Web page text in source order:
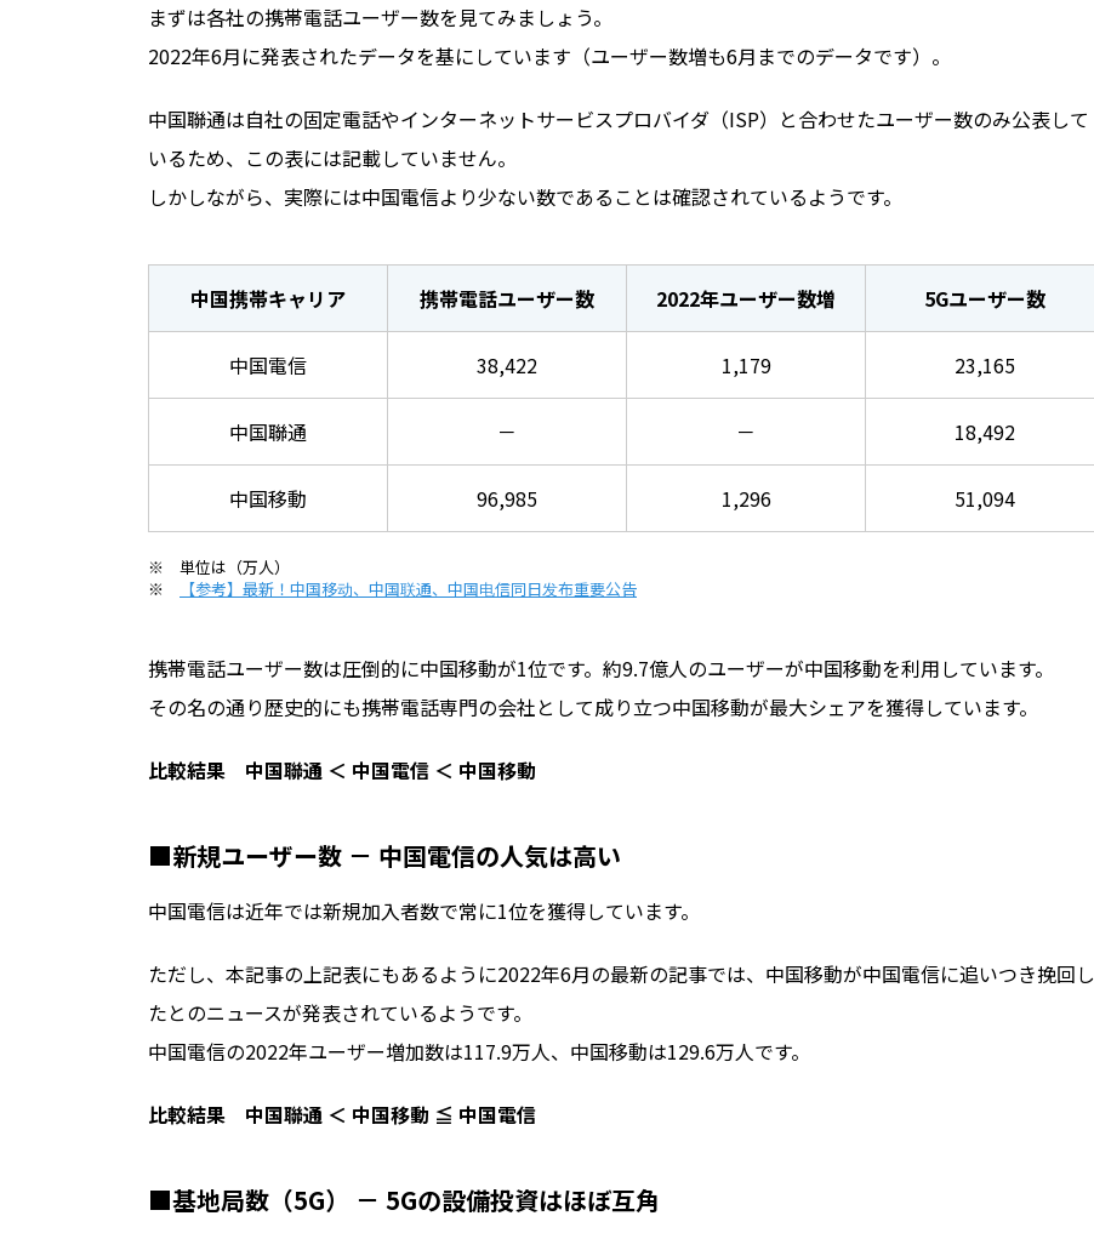
まずは各社の携帯電話ユーザー数を見てみましょう。
2022年6月に発表されたデータを基にしています（ユーザー数増も6月までのデータです）。
中国聯通は自社の固定電話やインターネットサービスプロバイダ（ISP）と合わせたユーザー数のみ公表して
いるため、この表には記載していません。
しかしながら、実際には中国電信より少ない数であることは確認されているようです。
中国携帯キャリア 携帯電話ユーザー数 2022年ユーザー数増 5Gユーザー数
中国電信 38,422 1,179 23,165
中国聯通 － － 18,492
中国移動 96,985 1,296 51,094
※ 単位は（万人）
※
【参考】最新！中国移动、中国联通、中国电信同日发布重要公告
携帯電話ユーザー数は圧倒的に中国移動が1位です。約9.7億人のユーザーが中国移動を利用しています。
その名の通り歴史的にも携帯電話専門の会社として成り立つ中国移動が最大シェアを獲得しています。
比較結果 中国聯通 ＜ 中国電信 ＜ 中国移動
■新規ユーザー数 － 中国電信の人気は高い
中国電信は近年では新規加入者数で常に1位を獲得しています。
ただし、本記事の上記表にもあるように2022年6月の最新の記事では、中国移動が中国電信に追いつき挽回し
たとのニュースが発表されているようです。
中国電信の2022年ユーザー増加数は117.9万人、中国移動は129.6万人です。
比較結果 中国聯通 ＜ 中国移動 ≦ 中国電信
■基地局数（5G） － 5Gの設備投資はほぼ互角